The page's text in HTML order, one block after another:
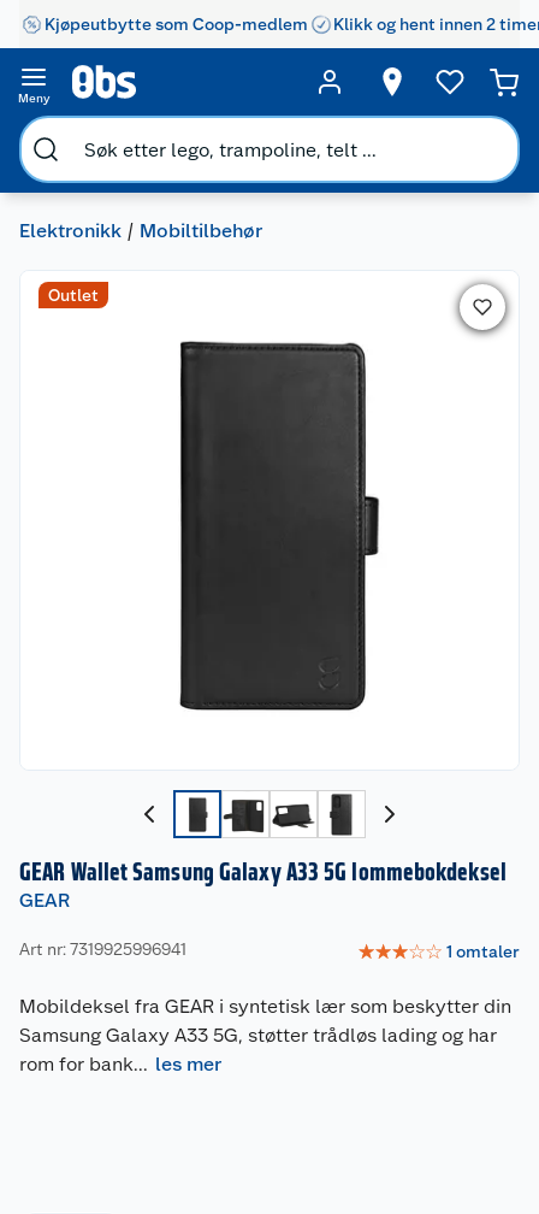
Kjøpeutbytte som Coop-medlem Klikk og hent innen 2
Meny
Elektronikk Mobiltilbehør
Outlet
GEAR Wallet Samsung Galaxy A33 5G lommebokdeksel
GEAR
Art nr: 7319925996941 ☆☆☆☆☆ 1 omtaler
Mobildeksel fra GEAR i syntetisk lær som beskytter din
Samsung Galaxy A33 5G, støtter trådløs lading og har
rom for bank... les mer